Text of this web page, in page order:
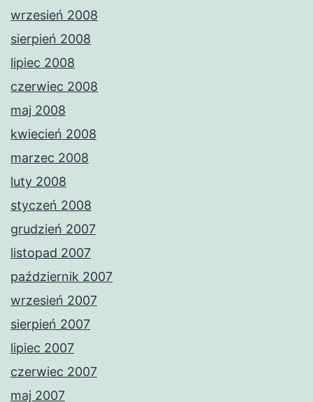
wrzesień 2008
sierpień 2008
lipiec 2008
czerwiec 2008
maj 2008
kwiecień 2008
marzec 2008
luty 2008
styczeń 2008
grudzień 2007
listopad 2007
październik 2007
wrzesień 2007
sierpień 2007
lipiec 2007
czerwiec 2007
maj 2007